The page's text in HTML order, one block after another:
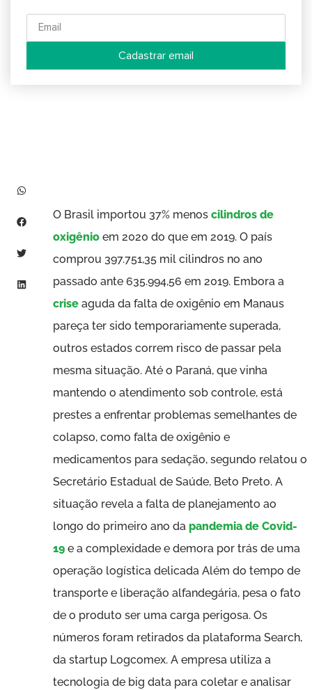
Cadastrar email
O Brasil importou 37% menos cilindros de
oxigênioem 2020 do que em 2019. O país
comprou 397.751,35 mil cilindros no ano
passado ante 635.994,56 em 2019. Embora a
criseaguda da falta de oxigênio em Manaus
pareça ter sido temporariamente superada,
outros estados correm risco de passar pela
mesma situação. Até o Paraná, que vinha
mantendo o atendimento sob controle, está
prestes a enfrentar problemas semelhantes de
colapso, como falta de oxigênio e
medicamentos para sedação, segundo relatou o
Secretário Estadual de Saúde, Beto Preto. A
situação revela a falta de planejamento ao
longo do primeiro ano da pandemia de Covid-
19e a complexidade e demora por trás de uma
operação logística delicada Além do tempo de
transporte e liberação alfandegária, pesa o fato
de o produto ser uma carga perigosa. Os
números foram retirados da plataforma Search,
da startup Logcomex. A empresa utiliza a
tecnologia de big data para coletar e analisar